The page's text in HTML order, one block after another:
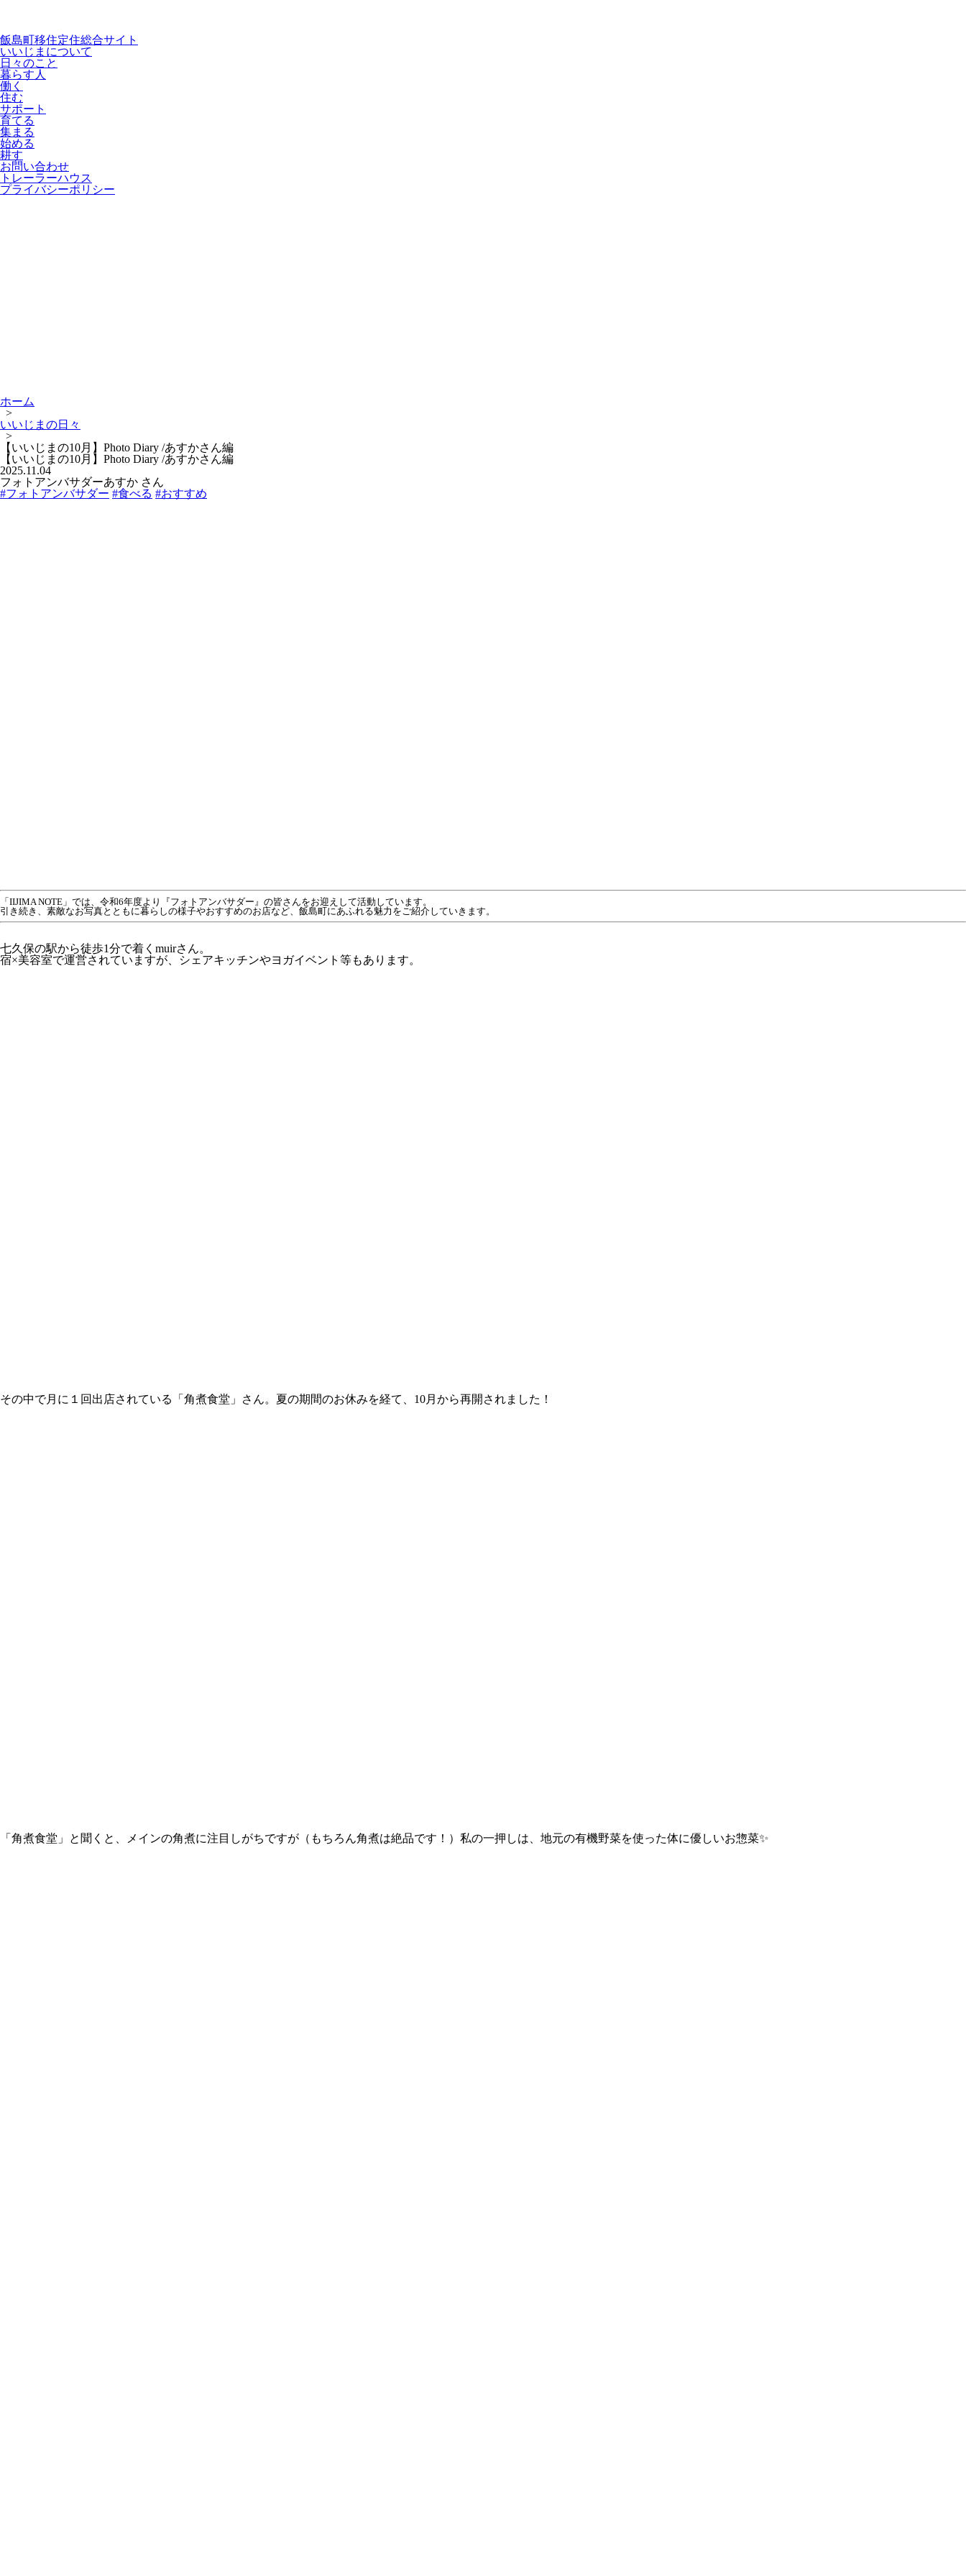
飯島町移住定住総合サイト
いいじまについて
日々のこと
暮らす人
働く
住む
サポート
育てる
集まる
始める
耕す
お問い合わせ
トレーラーハウス
プライバシーポリシー
ホーム
>
いいじまの日々
>
【いいじまの10月】Photo Diary /あすかさん編
【いいじまの10月】Photo Diary /あすかさん編
2025.11.04
フォトアンバサダーあすか さん
#フォトアンバサダー #食べる #おすすめ
「IIJIMA NOTE」では、令和6年度より『フォトアンバサダー』の皆さんをお迎えして活動しています。
引き続き、素敵なお写真とともに暮らしの様子やおすすめのお店など、飯島町にあふれる魅力をご紹介していきます。
七久保の駅から徒歩1分で着く muirさん。
宿×美容室で運営されていますが、
シェアキッチンやヨガイベント 等もあります。
その中で月に１回出店されている「 角煮食堂 」さん。夏の期間のお休みを経て、10月から再開されました！
「角煮食堂」と聞くと、メインの角煮に注目しがちですが（ もちろん角煮は絶品です！ ）私の一押しは、地元の有機野菜を使った体に優しいお惣菜✨